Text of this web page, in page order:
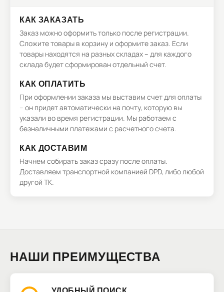
КАК ЗАКАЗАТЬ
Заказ можно оформить только после регистрации.
Сложите товары в корзину и оформите заказ. Если
товары находятся на разных складах – для каждого
склада будет сформирован отдельный счет.
КАК ОПЛАТИТЬ
При оформлении заказа мы выставим счет для оплаты
– он придет автоматически на почту, которую вы
указали во время регистрации. Мы работаем с
безналичными платежами с расчетного счета.
КАК ДОСТАВИМ
Начнем собирать заказ сразу после оплаты.
Доставляем транспортной компанией DPD, либо любой
другой ТК.
НАШИ ПРЕИМУЩЕСТВА